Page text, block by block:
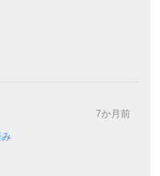
7か月前